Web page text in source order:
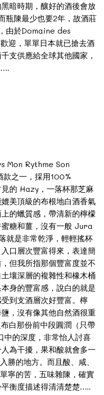
暗時期，釀好的酒後會放
瓶陳最少也要2年，故酒莊
由於Domaine des
迎，單單日本就已搶去酒
支供應給全球其他國家，
Mon Rythme Son
之一，採用100%
的 Hazy，一落杯那芝麻
美頂級的布根地白酒香氣
的蠟質感，帶清新的檸檬
糖和薑，沒有一般 Jura
就是非常乾淨，輕輕搖杯
口層次豐富得來，表達簡
但我所指那個豐富度並不
壤深層的複雜性和橡木桶
身的豐富感，說白的就是
到支酒層次好豐富。檸
，沒有像其他自然酒很重
白那份前中段圓潤（只帶
中的深度，非常怡人討喜
為干擾，果和酸就會多一
勝的地方。而且酸、咸、
寧的苦，五味雜陳，確實
衡度描述得清清楚楚…..